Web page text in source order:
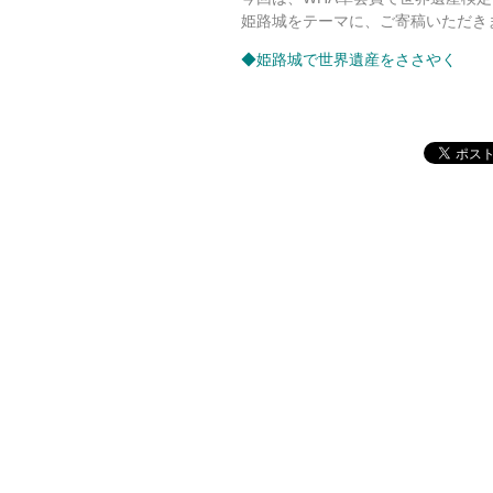
姫路城をテーマに、ご寄稿いただき
◆姫路城で世界遺産をささやく